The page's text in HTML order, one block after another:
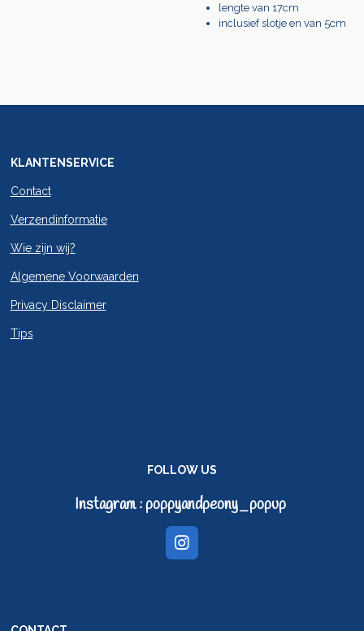
lengte van 17cm
inclusief slotje en van 5cm
KLANTENSERVICE
Contact
Verzendinformatie
Wie zijn wij?
Algemene Voorwaarden
Privacy Disclaimer
Tips
FOLLOW US
Instagram : poppyandpeony_popup
I